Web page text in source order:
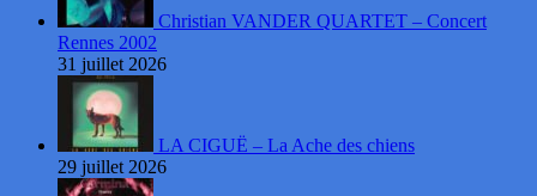
Christian VANDER QUARTET – Concert
Rennes 2002
31 juillet 2026
LA CIGUË – La Ache des chiens
29 juillet 2026